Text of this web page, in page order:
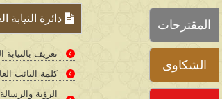
المقترحات
الشكاوى
دائرة النيابة
تعريف بالنيابة
كلمة النائب
الرؤية